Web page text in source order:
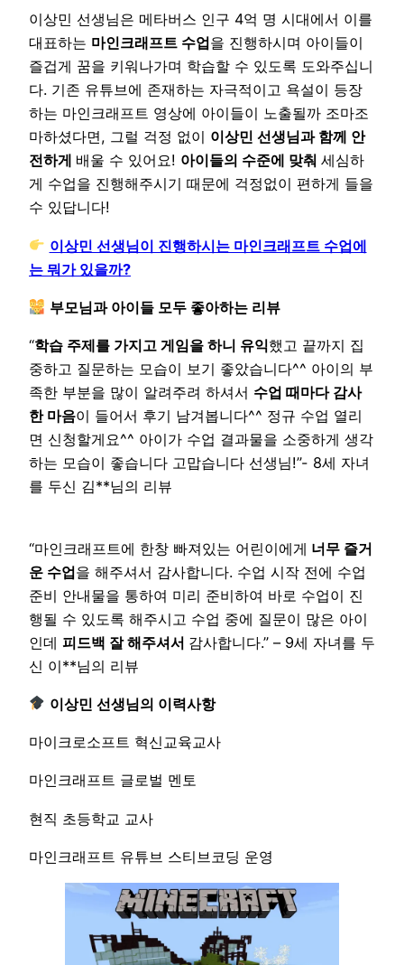
이상민 선생님은 메타버스 인구 4억 명 시대에서 이를
대표하는 마인크래프트 수업을 진행하시며 아이들이
즐겁게 꿈을 키워나가며 학습할 수 있도록 도와주십니
다. 기존 유튜브에 존재하는 자극적이고 욕설이 등장
하는 마인크래프트 영상에 아이들이 노출될까 조마조
마하셨다면, 그럴 걱정 없이 이상민 선생님과 함께 안
전하게 배울 수 있어요! 아이들의 수준에 맞춰 세심하
게 수업을 진행해주시기 때문에 걱정없이 편하게 들을
수 있답니다!
이상민 선생님이 진행하시는 마인크래프트 수업에
는 뭐가 있을까?
부모님과 아이들 모두 좋아하는 리뷰
“학습 주제를 가지고 게임을 하니 유익했고 끝까지 집
중하고 질문하는 모습이 보기 좋았습니다^^ 아이의 부
족한 부분을 많이 알려주려 하셔서 수업 때마다 감사
한 마음이 들어서 후기 남겨봅니다^^ 정규 수업 열리
면 신청할게요^^ 아이가 수업 결과물을 소중하게 생각
하는 모습이 좋습니다 고맙습니다 선생님!”- 8세 자녀
를 두신 김**님의 리뷰
“마인크래프트에 한창 빠져있는 어린이에게 너무 즐거
운 수업을 해주셔서 감사합니다. 수업 시작 전에 수업
준비 안내물을 통하여 미리 준비하여 바로 수업이 진
행될 수 있도록 해주시고 수업 중에 질문이 많은 아이
인데 피드백 잘 해주셔서 감사합니다.” – 9세 자녀를 두
신 이**님의 리뷰
이상민 선생님의 이력사항
마이크로소프트 혁신교육교사
마인크래프트 글로벌 멘토
현직 초등학교 교사
마인크래프트 유튜브 스티브코딩 운영